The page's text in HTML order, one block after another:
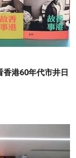
港60年代市井日